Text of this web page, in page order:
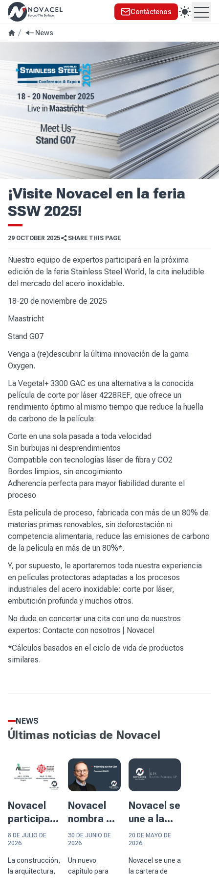
Contáctenos
News
¡Visite Novacel en la feria
SSW 2025!
29 OCTOBER 2025 SHARE THIS PAGE
Nuestro equipo de expertos participará en la próxima
edición de la feria Stainless Steel World, la cita ineludible
del mercado del acero inoxidable.
18-20 de noviembre de 2025
Maastricht
Stand G07
Venga a (re)descubrir la última innovación de la gama
Oxygen.
La Vegetal+ 3300 GAC es una alternativa a la conocida
película de corte por láser 4228REF, que ofrece un
rendimiento óptimo al mismo tiempo que reduce la huella
de carbono de la película:
Corte en una sola pasada a toda velocidad
Sin burbujas ni desprendimientos
Compatible con tecnologías láser de fibra y CO2
Bordes limpios, sin encogimiento
Adherencia perfecta para mayor fiabilidad durante el
proceso
Esta película de proceso, fabricada con más de un 80% de
materias primas renovables, sin deforestación ni
competencia alimentaria, reduce las emisiones de carbono
de la película en más de un 80%*.
Y, por supuesto, le aportaremos toda nuestra experiencia
en películas protectoras adaptadas a los procesos
industriales del acero inoxidable: corte por láser,
embutición profunda y muchos otros.
No dude en concertar una cita con uno de nuestros
expertos: Contacte con nosotros | Novacel
*Cálculos basados en el ciclo de vida de productos
similares.
NEWS
Últimas noticias de Novacel
Novacel
participará
en dos
importantes
eventos en
Asia
8 DE JULIO DE
2026
La construcción,
la arquitectura,
Novacel
nombra a
Emmanuel
Rigaux
presidente
y director
30 DE JUNIO DE
2026
Un nuevo
capítulo para
Novacel se
une a la
cartera de
KPS
Capital
Partners
20 DE MAYO DE
2026
Novacel se une a
la cartera de